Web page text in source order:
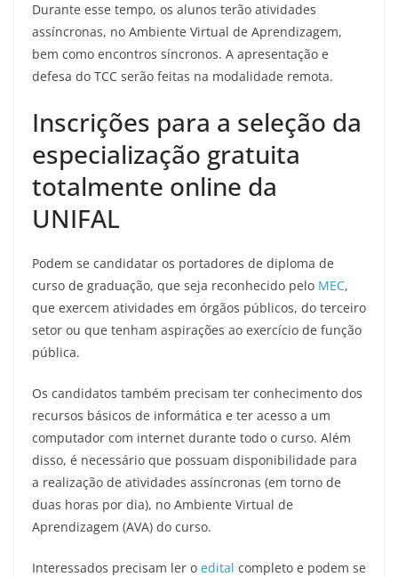
Durante esse tempo, os alunos terão atividades
assíncronas, no Ambiente Virtual de Aprendizagem,
bem como encontros síncronos. A apresentação e
defesa do TCC serão feitas na modalidade remota.
Inscrições para a seleção da
especialização gratuita
totalmente online da
UNIFAL
Podem se candidatar os portadores de diploma de
curso de graduação, que seja reconhecido pelo MEC,
que exercem atividades em órgãos públicos, do terceiro
setor ou que tenham aspirações ao exercício de função
pública.
Os candidatos também precisam ter conhecimento dos
recursos básicos de informática e ter acesso a um
computador com internet durante todo o curso. Além
disso, é necessário que possuam disponibilidade para
a realização de atividades assíncronas (em torno de
duas horas por dia), no Ambiente Virtual de
Aprendizagem (AVA) do curso.
Interessados precisam ler o edital completo e podem se